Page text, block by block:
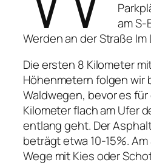
am
Werden an der Straße Im
Die ersten 8 Kilometer
Höhenmetern folgen wir
Waldwegen, bevor es
Kilometer flach am Ufer
entlang geht. Der
beträgt etwa 10-15%.
Wege mit Kies oder